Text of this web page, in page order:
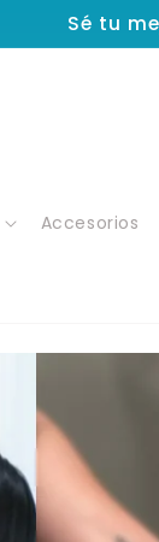
Sé tu
Accesorios